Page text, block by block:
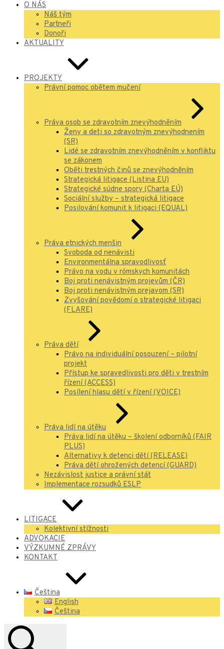
O NÁS
Náš tým
Partneři
Donoři
AKTUALITY
PROJEKTY
Právní pomoc obětem mučení
Práva osob se zdravotním znevýhodněním
Ženy a deti so zdravotným znevýhodnením
(SR)
Lidé se zdravotním znevýhodněním v konfliktu
se zákonem
Oběti trestných činů se znevýhodněním
Strategická litigace (Listina EU)
Strategické súdne spory (Charta EÚ)
Sociální služby – strategická litigace
Posilování komunit k litigaci (EQUAL)
Práva etnických menšin
Svoboda od nenávisti
Environmentálna spravodlivosť
Právo na vodu v rómskych komunitách
Boj proti nenávistným projevům (ČR)
Boj proti nenávistným prejavom (SR)
Zvyšování povědomí o strategické litigaci
(FLARE)
Práva dětí
Právo na individuální posouzení – pilotní
projekt
Přístup ke spravedlivosti pro děti v trestním
řízení (ACCESS)
Posílení hlasu dětí v řízení (VOICE)
Práva lidí na útěku
Práva lidí na útěku – školení odborníků (FAIR
PLUS)
Alternativy k detenci dětí (RELEASE)
Práva dětí ohrožených detencí (GUARD)
Nezávislost justice a právní stát
Implementace rozsudků ESLP
LITIGACE
Kolektivní stížnosti
ADVOKACIE
VÝZKUMNÉ ZPRÁVY
KONTAKT
Čeština
English
Čeština